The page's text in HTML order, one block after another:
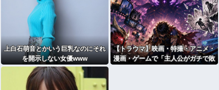
上白石萌音とかいう巨乳なのにそれ
を開示しない女優www
【トラウマ】映画・特撮・アニメ・
漫画・ゲームで「主人公がガチで敗